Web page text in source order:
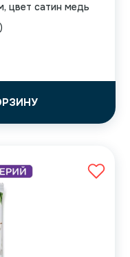
цвет сатин медь